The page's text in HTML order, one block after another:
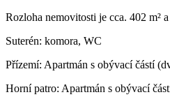
Rozloha nemovitosti je cca. 402 m²
Suterén: komora, WC
Přízemí: Apartmán s obývací částí
Horní patro: Apartmán s obývací